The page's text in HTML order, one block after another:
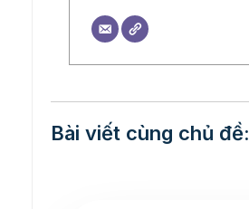
Bài viết cùng chủ đề: